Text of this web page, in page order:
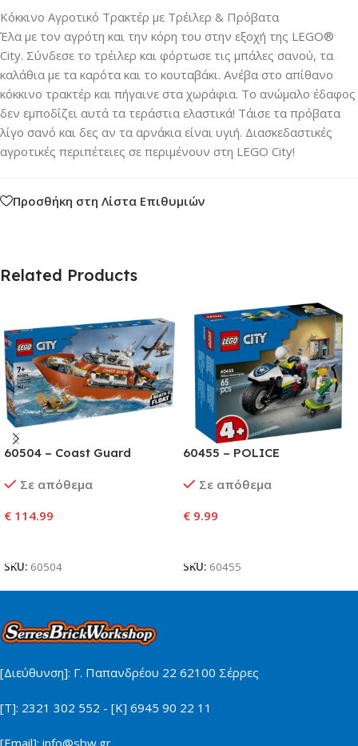
Κόκκινο Αγροτικό Τρακτέρ με Τρέιλερ & Πρόβατα
Έλα με τον αγρότη και την κόρη του στην εξοχή της LEGO®
City. Σύνδεσε το τρέιλερ και φόρτωσε τις μπάλες σανού, τα
καλάθια με τα καρότα και το κουταβάκι. Ανέβα στο απίθανο
κόκκινο τρακτέρ και πήγαινε στα χωράφια. Το ανώμαλο έδαφος
δεν εμποδίζει αυτά τα τεράστια ελαστικά! Τάισε τα πρόβατα
λίγο σανό και δες αν τα αρνάκια είναι υγιή. Διασκεδαστικές
αγροτικές περιπέτειες σε περιμένουν στη LEGO City!
Προσθήκη στη Λίστα Επιθυμιών
Related Products
60504 – Coast Guard
Σε απόθεμα
€ 114.99
SKU: 60504
60455 – POLICE
Σε απόθεμα
€ 9.99
SKU: 60455
[Διεύθυνση]: Γ. Παπανδρέου 22 62100 Σέρρες
[Τ]: 2321 302 552 - [Κ] 6945 90 22 11